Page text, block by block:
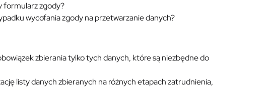
formularz zgody?
wycofania zgody na przetwarzanie danych?
zbierania tylko tych danych, które są niezbędne do
listy danych zbieranych na różnych etapach zatrudnienia,